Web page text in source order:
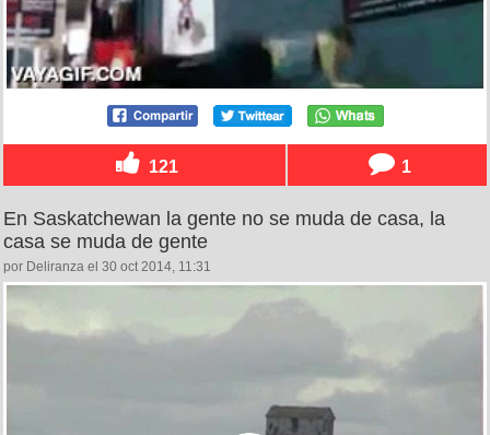
121 1
En Saskatchewan la gente no se muda de casa, la
casa se muda de gente
por Deliranza el 30 oct 2014, 11:31